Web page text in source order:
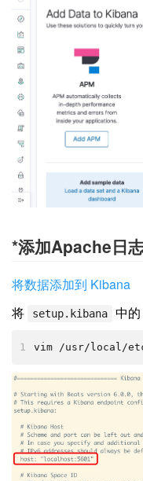
*添加Apache日
将数据添加到 Kibana
将
setup.kibana 中的
1 vim /usr/local/